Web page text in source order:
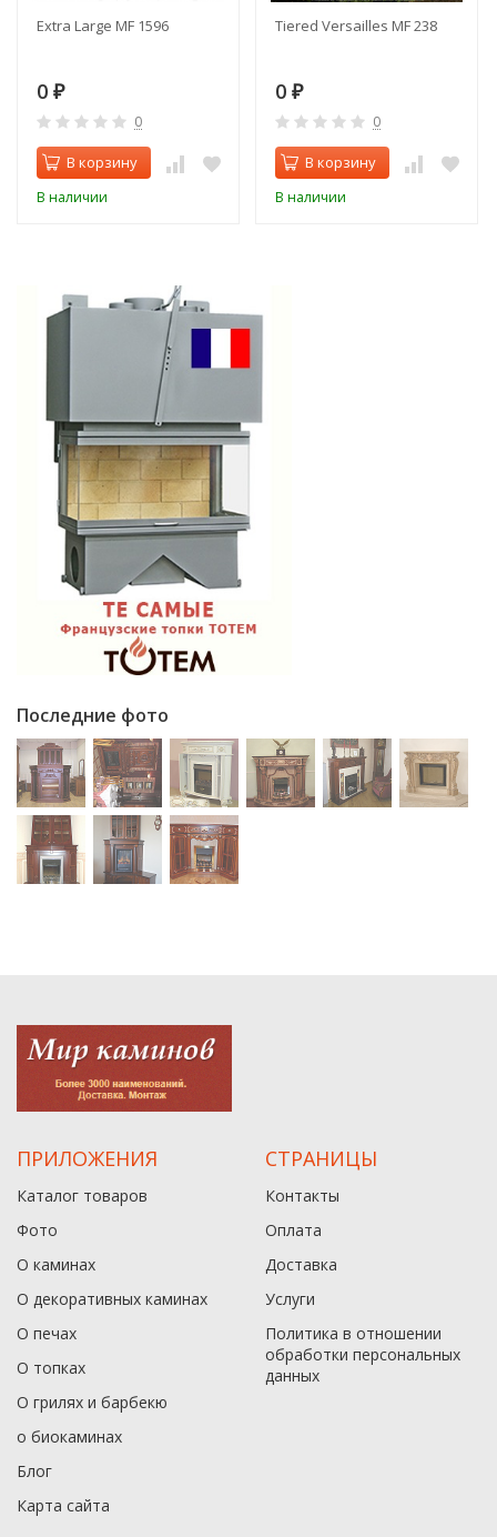
Extra Large MF 1596
0 ₽
0
В корзину
В наличии
Tiered Versailles MF 238
0 ₽
0
В корзину
В наличии
Последние фото
ПРИЛОЖЕНИЯ
Каталог товаров
Фото
О каминах
О декоративных каминах
О печах
О топках
О грилях и барбекю
о биокаминах
Блог
Карта сайта
СТРАНИЦЫ
Контакты
Оплата
Доставка
Услуги
Политика в отношении
обработки персональных
данныx